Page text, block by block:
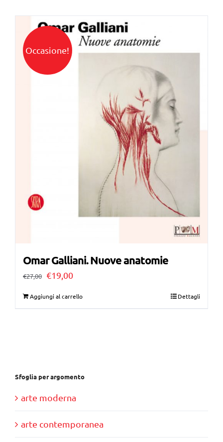
Occasione!
Omar Galliani. Nuove anatomie
€27,00 Il
€19,00Il
Aggiungi al carrello Dettagli
Sfoglia per argomento
arte moderna
arte contemporanea